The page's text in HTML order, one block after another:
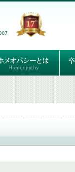
オパシーとは
シカルホメオパシーとは
ガノンとは
ネマンの人生
ネマン以後のホメオパス
ディの使い方ABC 卒
卒